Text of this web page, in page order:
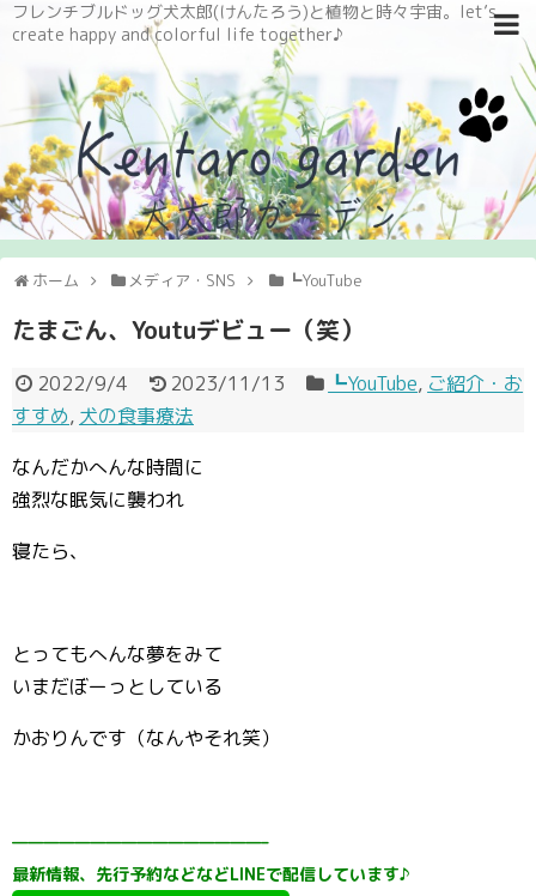
フレンチブルドッグ犬太郎(けんたろう)と植物と時々宇宙。let’s
create happy and colorful life together♪
ホーム メディア・SNS ┗YouTube
たまごん、Youtuデビュー（笑）
2022/9/4 2023/11/13 ┗YouTube, ご紹介・お
すすめ, 犬の食事療法
なんだかへんな時間に
強烈な眠気に襲われ
寝たら、
とってもへんな夢をみて
いまだぼーっとしている
かおりんです（なんやそれ笑）
————————————————–
最新情報、先行予約などなどLINEで配信しています♪